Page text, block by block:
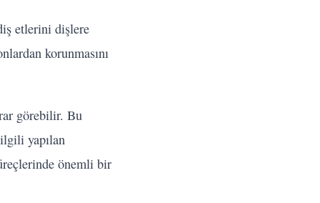
etlerini dişlere
korunmasını
görebilir. Bu
yapılan
önemli bir